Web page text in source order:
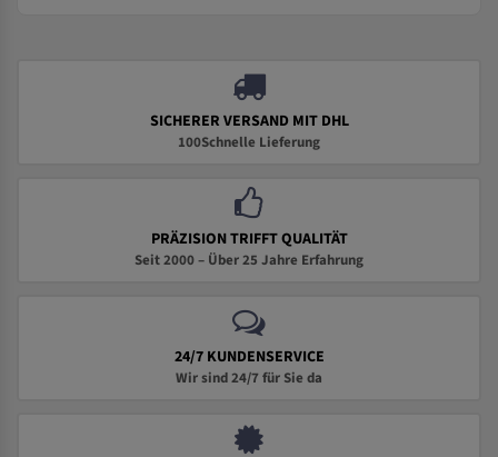
SICHERER VERSAND MIT DHL
100Schnelle Lieferung
PRÄZISION TRIFFT QUALITÄT
Seit 2000 – Über 25 Jahre Erfahrung
24/7 KUNDENSERVICE
Wir sind 24/7 für Sie da